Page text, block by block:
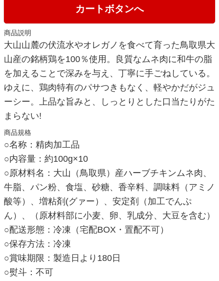
カートボタンへ
商品説明
大山山麓の伏流水やオレガノを食べて育った鳥取県大
山産の銘柄鶏を100％使用。良質なムネ肉に和牛の脂
を加えることで深みを与え、丁寧に手ごねしている。
ゆえに、鶏肉特有のパサつきもなく、軽やかだがジュ
ーシー。上品な旨みと、しっとりとした口当たりがた
まらない!
商品規格
○名称：精肉加工品
○内容量：約100g×10
○原材料名：大山（鳥取県）産ハーブチキンムネ肉、
牛脂、パン粉、食塩、砂糖、香辛料、調味料（アミノ
酸等）、増粘剤(グァー）、安定剤（加工でんぷ
ん）、（原材料部に小麦、卵、乳成分、大豆を含む）
○配送形態：冷凍（宅配BOX・置配不可）
○保存方法：冷凍
○賞味期限：製造日より180日
○熨斗：不可